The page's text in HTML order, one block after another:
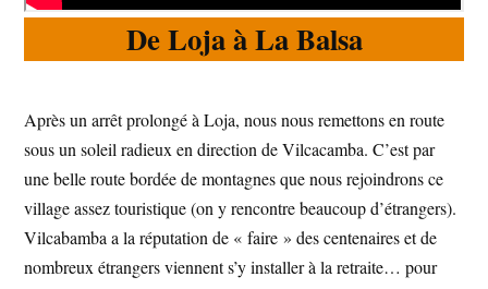
De Loja à La Balsa
Après un arrêt prolongé à Loja, nous nous remettons en route
sous un soleil radieux en direction de Vilcacamba. C’est par
une belle route bordée de montagnes que nous rejoindrons ce
village assez touristique (on y rencontre beaucoup d’étrangers).
Vilcabamba a la réputation de « faire » des centenaires et de
nombreux étrangers viennent s’y installer à la retraite… pour